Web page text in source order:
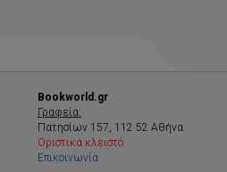
Bookworld.gr
Γραφεία:
Πατησίων 157, 112 52 Αθήνα
Οριστικά κλειστό
Επικοινωνία